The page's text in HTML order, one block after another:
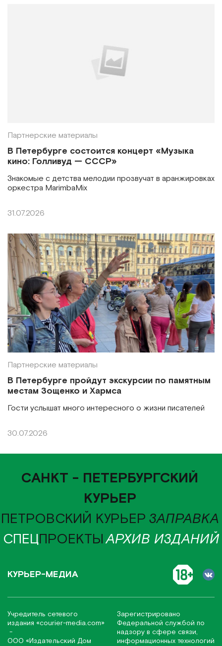
Партнерские материалы
В Петербурге состоится концерт «Музыка
кино: Голливуд — СССР»
Знакомые с детства мелодии прозвучат в аранжировках
оркестра MarimbaMix
31.07.2026
Партнерские материалы
В Петербурге пройдут экскурсии по памятным
местам Зощенко и Хармса
Гости услышат много интересного о жизни писателей
30.07.2026
САНКТ - ПЕТЕРБУРГСКИЙ
КУРЬЕР
ПЕТРОВСКИЙ КУРЬЕР ЗАПРАВКА
СПЕЦПРОЕКТЫАРХИВ ИЗДАНИЙ
КУРЬЕР-МЕДИА
Учредитель сетевого
издания «соurier-media.com»
-
ООО «Издательский Дом
Зарегистрировано
Федеральной службой по
надзору в сфере связи,
информационных технологий